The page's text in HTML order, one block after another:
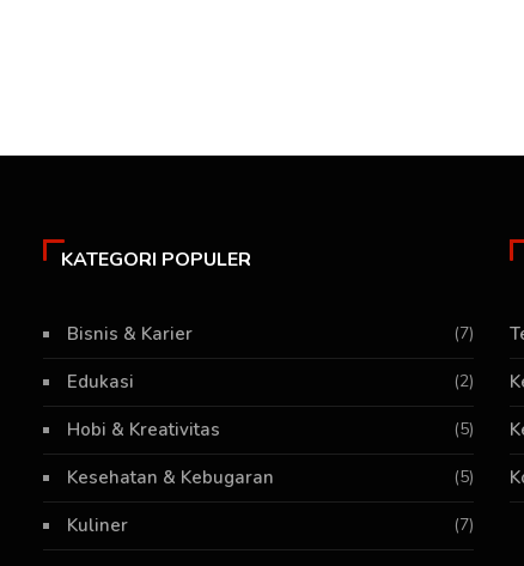
KATEGORI POPULER
Bisnis & Karier (7)
Edukasi (2)
Hobi & Kreativitas (5)
Kesehatan & Kebugaran (5)
Kuliner (7)